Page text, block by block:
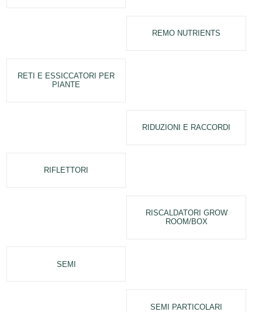
REMO NUTRIENTS
RETI E ESSICCATORI PER
PIANTE
RIDUZIONI E RACCORDI
RIFLETTORI
RISCALDATORI GROW
ROOM/BOX
SEMI
SEMI PARTICOLARI